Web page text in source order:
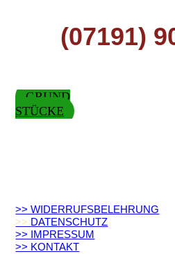
(07191)
GRUND
STÜCKE
>> WIDERRUFSBELEHRUNG
>> DATENSCHUTZ
>> IMPRESSUM
>> KONTAKT